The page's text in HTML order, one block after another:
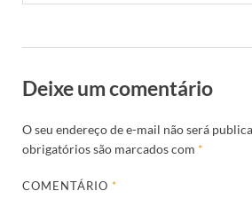
Deixe um comentário
O seu endereço de e-mail não será
obrigatórios são marcados com *
COMENTÁRIO*